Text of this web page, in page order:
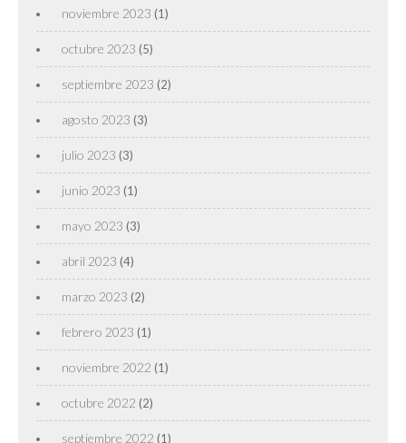
noviembre 2023 (1)
octubre 2023 (5)
septiembre 2023 (2)
agosto 2023 (3)
julio 2023 (3)
junio 2023 (1)
mayo 2023 (3)
abril 2023 (4)
marzo 2023 (2)
febrero 2023 (1)
noviembre 2022 (1)
octubre 2022 (2)
septiembre 2022 (1)